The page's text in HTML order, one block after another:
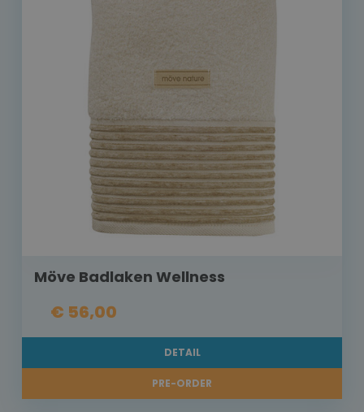
Möve Badlaken Wellness
€ 56,00
DETAIL
PRE-ORDER